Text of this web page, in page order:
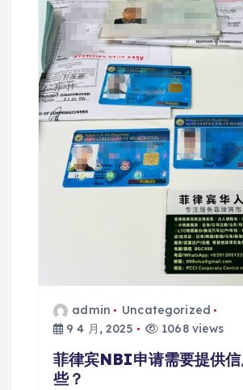
admin
Uncategorized
9 4 月, 2025
1068 views
菲律宾NBI申请需要提供
些？